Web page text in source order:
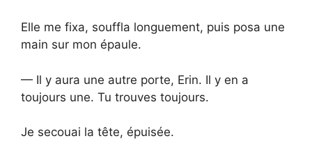
Elle me fixa, souffla longuement, puis posa une
main sur mon épaule.
— Il y aura une autre porte, Erin. Il y en a
toujours une. Tu trouves toujours.
Je secouai la tête, épuisée.